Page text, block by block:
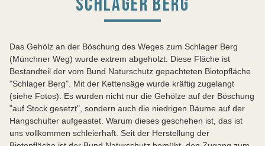
Das Gehölz an der Böschung des Weges zum Schlager Berg
(Münchner Weg) wurde extrem abgeholzt. Diese Fläche ist
Bestandteil der vom Bund Naturschutz gepachteten Biotopfläche
"Schlager Berg". Mit der Kettensäge wurde kräftig zugelangt
(siehe Fotos). Es wurden nicht nur die Gehölze auf der Böschung
"auf Stock gesetzt", sondern auch die niedrigen Bäume auf der
Hangschulter aufgeastet. Warum dieses geschehen ist, das ist
uns vollkommen schleierhaft. Seit der Herstellung der